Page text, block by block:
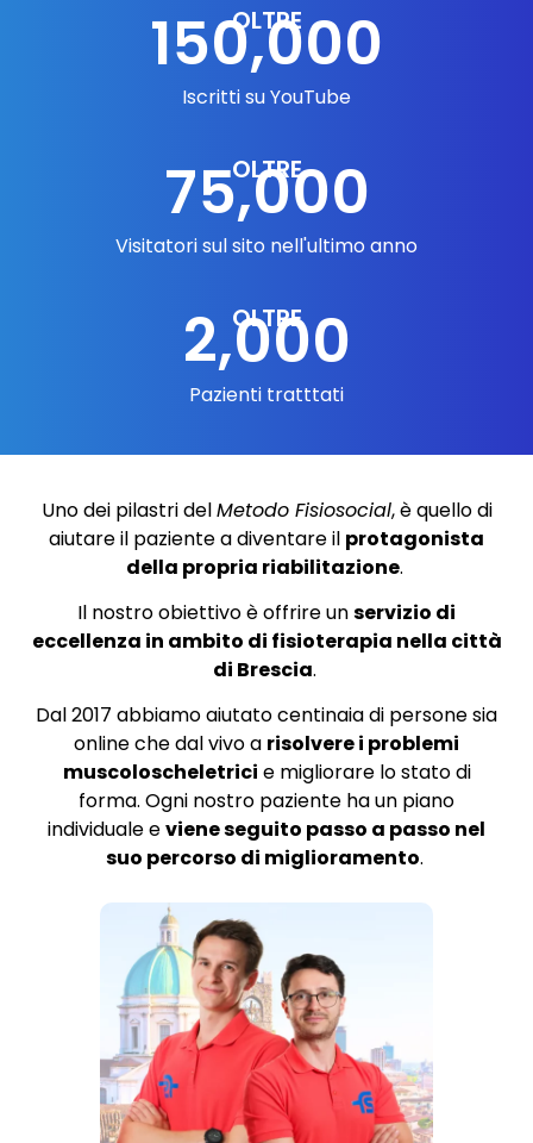
OLTRE
Iscritti su YouTube
150,000
OLTRE
Visitatori sul sito nell'ultimo anno
75,000
OLTRE
Pazienti tratttati
2,000
Uno dei pilastri delMetodo Fisiosocial, è quello di
aiutare il paziente a diventare il protagonista
della propria riabilitazione.
Il nostro obiettivo è offrire unservizio di
eccellenza in ambito di fisioterapia nella città
di Brescia.
Dal 2017 abbiamo aiutato centinaia di persone sia
online che dal vivo a risolvere i problemi
muscoloscheletrici e migliorare lo stato di
forma. Ogni nostro paziente ha un piano
individuale eviene seguito passo a passo nel
suo percorso di miglioramento.